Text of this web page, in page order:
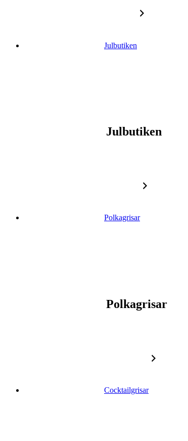
Julbutiken
Julbutiken
Polkagrisar
Polkagrisar
Cocktailgrisar